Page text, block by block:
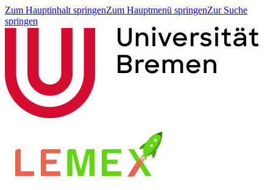
Zum Hauptinhalt springenZum Hauptmenü springenZur Suche
springen